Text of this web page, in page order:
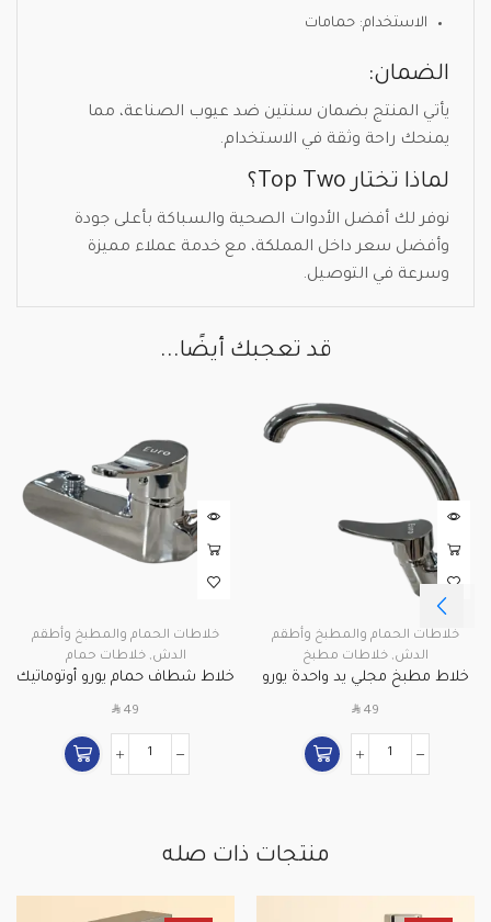
الاستخدام: حمامات
الضمان:
يأتي المنتج بضمان سنتين ضد عيوب الصناعة، مما
يمنحك راحة وثقة في الاستخدام.
لماذا تختار Top Two؟
نوفر لك أفضل الأدوات الصحية والسباكة بأعلى جودة
وأفضل سعر داخل المملكة، مع خدمة عملاء مميزة
وسرعة في التوصيل.
قد تعجبك أيضًا...
خلاطات الحمام والمطبخ وأطقم
الدش, خلاطات مطبخ
خلاط مطبخ مجلي يد واحدة يورو
أوتوماتيك موديل 14085
SAR 49
خلاطات الحمام والمطبخ وأطقم
الدش,خلاطات حمام
خلاط شطاف حمام يورو أوتوماتيك
SAR 49
منتجات ذات صله